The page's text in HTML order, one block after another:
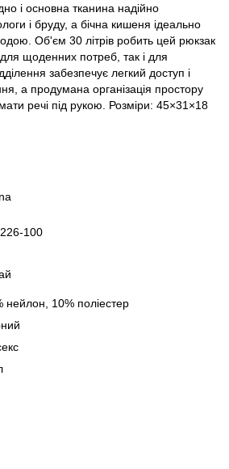
і основна тканина надійно
і бруду, а бічна кишеня ідеально
Об'єм 30 літрів робить цей рюкзак
щоденних потреб, так і для
забезпечує легкий доступ і
а продумана організація простору
речі під рукою. Розміри: 45×31×18
100
нейлон, 10% поліестер